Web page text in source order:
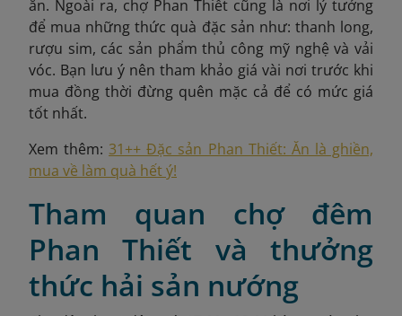
ăn. Ngoài ra, chợ Phan Thiết cũng là nơi lý tưởng
để mua những thức quà đặc sản như: thanh long,
rượu sim, các sản phẩm thủ công mỹ nghệ và vải
vóc. Bạn lưu ý nên tham khảo giá vài nơi trước khi
mua đồng thời đừng quên mặc cả để có mức giá
tốt nhất.
Xem thêm: 31++ Đặc sản Phan Thiết: Ăn là ghiền,
mua về làm quà hết ý!
Tham quan chợ đêm
Phan Thiết và thưởng
thức hải sản nướng